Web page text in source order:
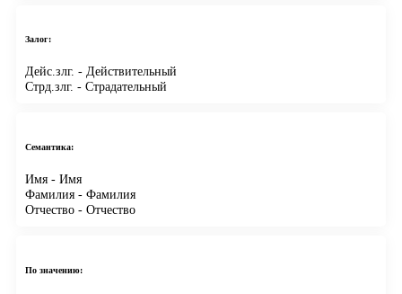
Залог:
Дейс.злг. - Действительный
Стрд.злг. - Страдательный
Семантика:
Имя - Имя
Фамилия - Фамилия
Отчество - Отчество
По значению: